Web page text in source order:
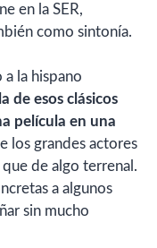
en la SER,
como sintonía.
la hispano
de esos clásicos
película en una
los grandes actores
de algo terrenal.
a algunos
sin mucho